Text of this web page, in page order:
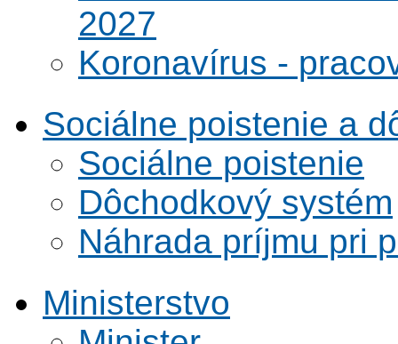
2027
Koronavírus -
Sociálne poistenie a
Sociálne poistenie
Dôchodkový systém
Náhrada príjmu pri
Ministerstvo